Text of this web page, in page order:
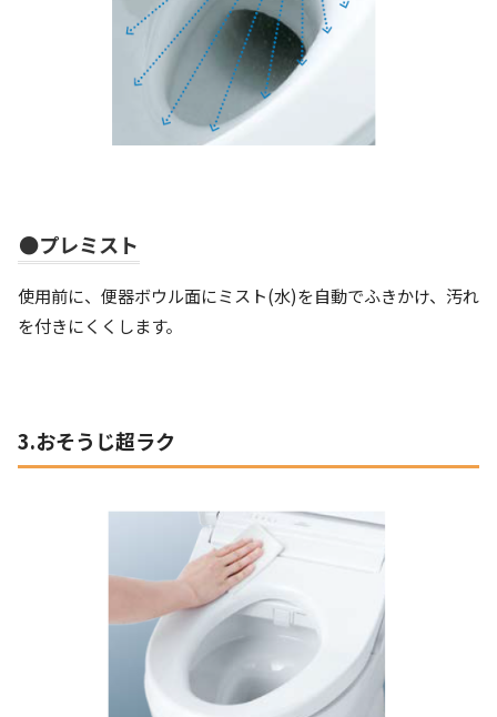
●プレミスト
使用前に、便器ボウル面にミスト(水)を自動でふきかけ、汚れ
を付きにくくします。
3.おそうじ超ラク